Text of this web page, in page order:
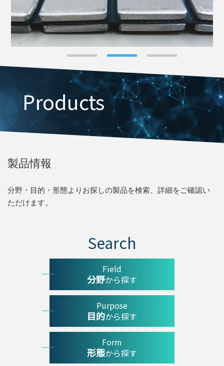
Products
製品情報
分野・目的・形態よりお探しの製品を検索、詳細をご確認い
ただけます。
Search
Field
分野から探す
Purpose
目的から探す
Form
形態から探す